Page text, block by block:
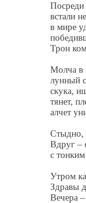
встали
в мире
Трон
Молча в
лунный
скука,
тянет,
алчет
Стыдно,
Вдруг –
с
Утром
Здравы
Вечера